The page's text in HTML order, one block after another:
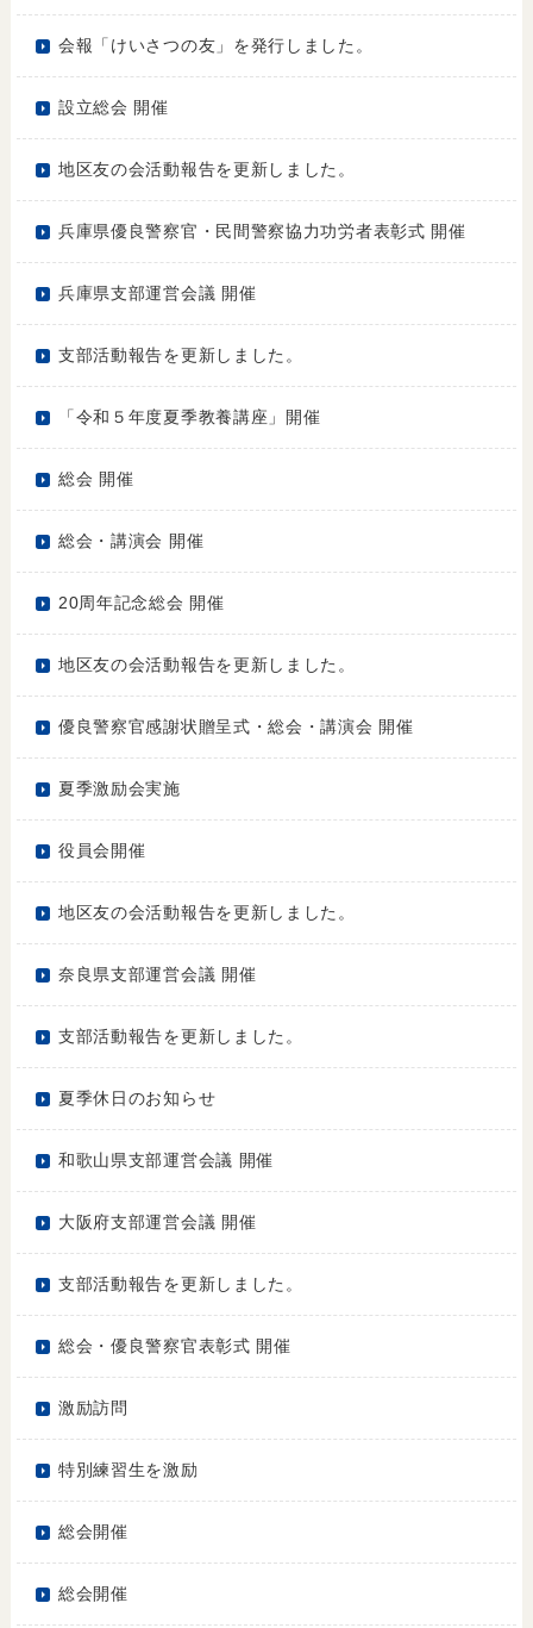
会報「けいさつの友」を発行しました。
設立総会 開催
地区友の会活動報告を更新しました。
兵庫県優良警察官・民間警察協力功労者表彰式 開催
兵庫県支部運営会議 開催
支部活動報告を更新しました。
「令和５年度夏季教養講座」開催
総会 開催
総会・講演会 開催
20周年記念総会 開催
地区友の会活動報告を更新しました。
優良警察官感謝状贈呈式・総会・講演会 開催
夏季激励会実施
役員会開催
地区友の会活動報告を更新しました。
奈良県支部運営会議 開催
支部活動報告を更新しました。
夏季休日のお知らせ
和歌山県支部運営会議 開催
大阪府支部運営会議 開催
支部活動報告を更新しました。
総会・優良警察官表彰式 開催
激励訪問
特別練習生を激励
総会開催
総会開催